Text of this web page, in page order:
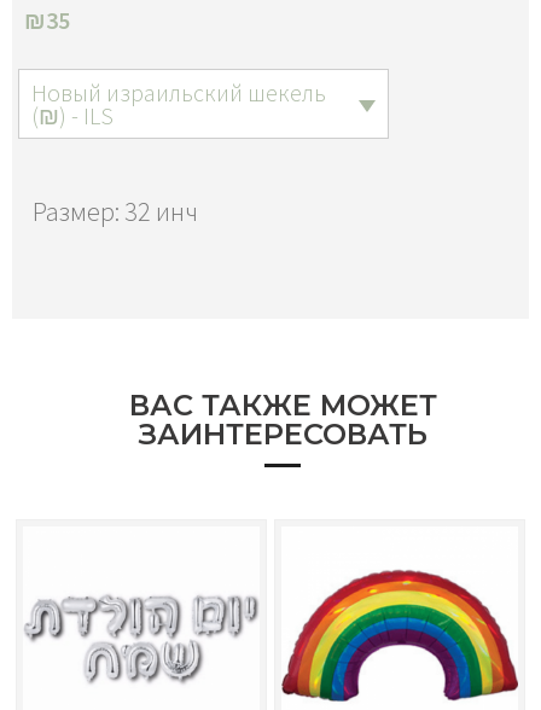
₪35
Новый израильский шекель
(₪) - ILS
Размер: 32 инч
ВАС ТАКЖЕ МОЖЕТ
ЗАИНТЕРЕСОВАТЬ